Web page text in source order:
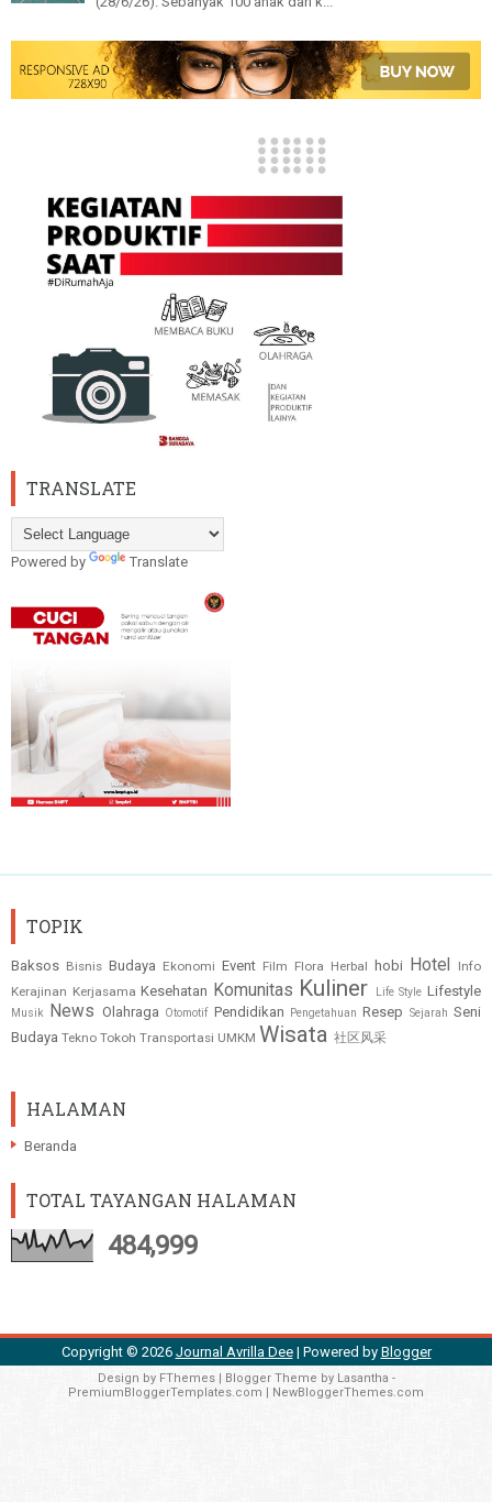
TRANSLATE
Powered by Translate
TOPIK
Baksos Bisnis Budaya Ekonomi Event Film Flora Herbal hobi Hotel
Info
Kerajinan Kerjasama Kesehatan Komunitas Kuliner Life Style Lifestyle
Musik News Olahraga Otomotif Pendidikan Pengetahuan Resep Sejarah Seni
Budaya Tekno Tokoh Transportasi UMKM Wisata 社区风采
HALAMAN
Beranda
TOTAL TAYANGAN HALAMAN
484,999
Copyright © 2026 Journal Avrilla Dee| Powered by Blogger
Design by FThemes| Blogger Theme by Lasantha -
PremiumBloggerTemplates.com
NewBloggerThemes.com